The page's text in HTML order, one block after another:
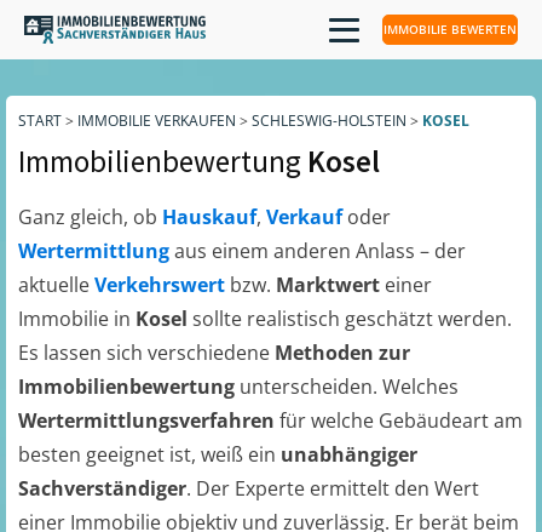
IMMOBILIE BEWERTEN
START> IMMOBILIE VERKAUFEN > SCHLESWIG-HOLSTEIN > KOSEL
Immobilienbewertung Kosel
Ganz gleich, ob Hauskauf, Verkaufoder
Wertermittlungaus einem anderen Anlass – der
aktuelleVerkehrswert bzw. Marktwert einer
Immobilie in Kosel sollte realistisch geschätzt werden.
Es lassen sich verschiedene Methoden zur
Immobilienbewertung unterscheiden. Welches
Wertermittlungsverfahren für welche Gebäudeart am
besten geeignet ist, weiß ein unabhängiger
Sachverständiger. Der Experte ermittelt den Wert
einer Immobilie objektiv und zuverlässig. Er berät beim